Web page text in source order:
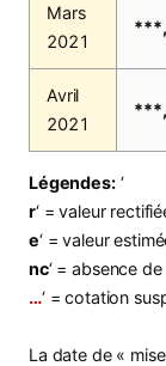
Mars
2021
Avril
2021
Légendes:‘
r‘ = valeur
e‘ = valeur
nc‘ = absence
…‘ = cotation
La date de «